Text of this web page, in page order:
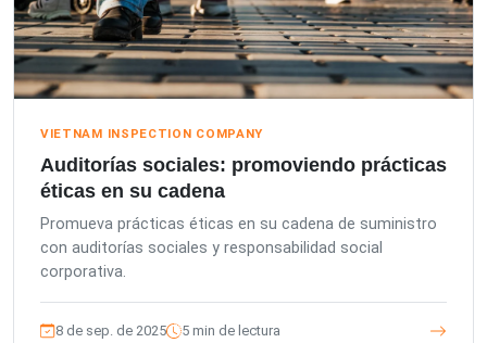
VIETNAM INSPECTION COMPANY
Auditorías sociales: promoviendo prácticas
éticas en su cadena
Promueva prácticas éticas en su cadena de suministro
con auditorías sociales y responsabilidad social
corporativa.
8 de sep. de 2025 5 min de lectura